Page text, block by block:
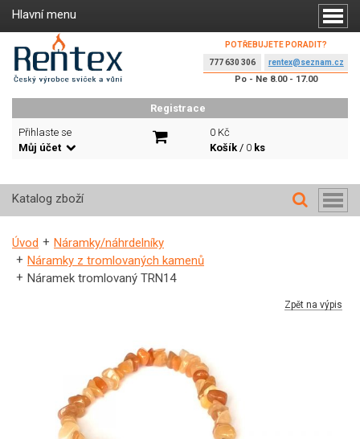
POTŘEBUJETE PORADIT?
777 630 306
rentex@seznam.cz
Po - Ne 8.00 - 17.00
Registrace
Přihlaste se
Můj účet
0 Kč
Košík/ 0 ks
Hlavní menu
Katalog zboží
Úvod
Náramky/náhrdelníky
Náramky z tromlovaných kamenů
Náramek tromlovaný TRN14
Zpět na výpis